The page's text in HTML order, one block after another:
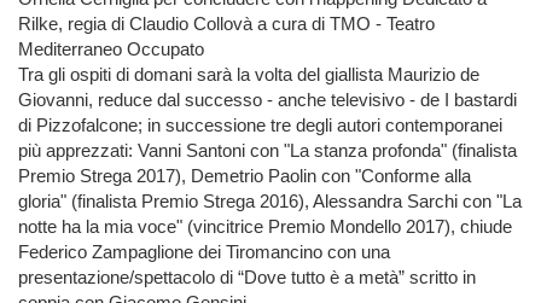
Rilke, regia di Claudio Collovà a cura di TMO - Teatro
Mediterraneo Occupato
Tra gli ospiti di domani sarà la volta del giallista Maurizio de
Giovanni, reduce dal successo - anche televisivo - de I bastardi
di Pizzofalcone; in successione tre degli autori contemporanei
più apprezzati: Vanni Santoni con "La stanza profonda" (finalista
Premio Strega 2017), Demetrio Paolin con "Conforme alla
gloria" (finalista Premio Strega 2016), Alessandra Sarchi con "La
notte ha la mia voce" (vincitrice Premio Mondello 2017), chiude
Federico Zampaglione dei Tiromancino con una
presentazione/spettacolo di “Dove tutto è a metà” scritto in